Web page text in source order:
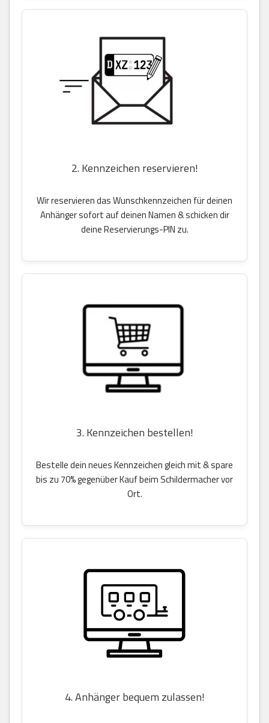
2. Kennzeichen reservieren!
Wir reservieren das Wunschkennzeichen für deinen
Anhänger sofort auf deinen Namen & schicken dir
deine Reservierungs-PIN zu.
3. Kennzeichen bestellen!
Bestelle dein neues Kennzeichen gleich mit & spare
bis zu 70% gegenüber Kauf beim Schildermacher vor
Ort.
4. Anhänger bequem zulassen!